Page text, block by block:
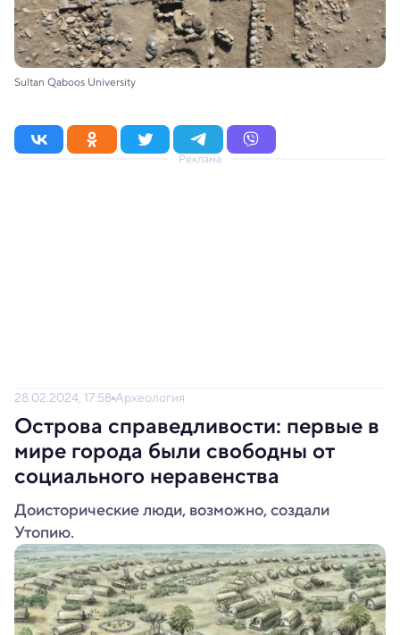
Sultan Qaboos University
Реклама
28.02.2024, 17:58 Археология
Острова справедливости: первые в
мире города были свободны от
социального неравенства
Доисторические люди, возможно, создали
Утопию.